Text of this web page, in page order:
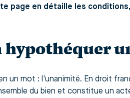
page en détaille les
hypothéquer
un mot : l'unanimité. En droit
du bien et constitue un